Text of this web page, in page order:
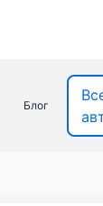
Блог